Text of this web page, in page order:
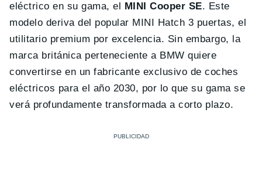
eléctrico en su gama, el
MINI Cooper SE. Este
modelo deriva del popular MINI Hatch 3 puertas, el
utilitario premium por excelencia. Sin embargo, la
marca británica perteneciente a BMW quiere
convertirse en un fabricante exclusivo de coches
eléctricos para el año 2030, por lo que su gama se
verá profundamente transformada a corto plazo.